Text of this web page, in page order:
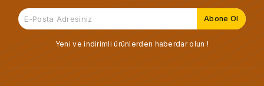
Yeni ve indirimli ürünlerden haberdar olun !